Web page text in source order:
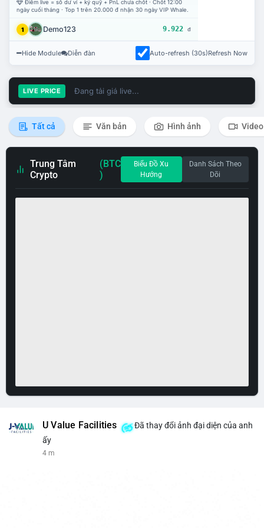
Điểm live = số dư ví + ký quỹ + PnL chưa chốt · Chốt 12:00
ngày cuối tháng · Top 1 trên 20.000 đ nhận 30 ngày VIP Whale.
1 Demo123 9.922 đ
Hide Module Diễn đàn Auto-refresh (30s)Refresh Now
LIVE PRICE Đang tải giá live...
Tất cả Văn bản Hình ảnh Video
Trung Tâm
Crypto
(BTC
)
Biểu Đồ Xu
Hướng
Danh Sách Theo
Dõi
U Value Facilities
Đã thay đổi ảnh đại diện của anh
ấy
4 m